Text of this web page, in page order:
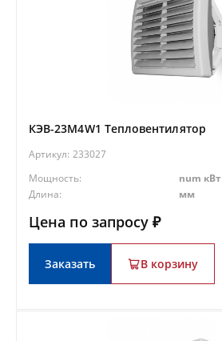
КЭВ-23M4W1 Тепловентилятор
Артикул: 233027
Мощность:
num кВт
Длина:
мм
Цена по запросу ₽
Заказать В корзину